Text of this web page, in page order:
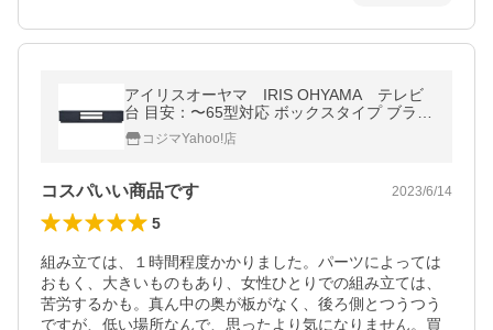
アイリスオーヤマ IRIS OHYAMA テレビ
台 目安：〜65型対応 ボックスタイプ ブラッ
クオーク BAB-150
コジマYahoo!店
コスパいい商品です 2023/6/14
5
組み立ては、１時間程度かかりました。パーツによっては
おもく、大きいものもあり、女性ひとりでの組み立ては、
苦労するかも。真ん中の奥が板がなく、後ろ側とつうつう
ですが、低い場所なんで、思ったより気になりません。買